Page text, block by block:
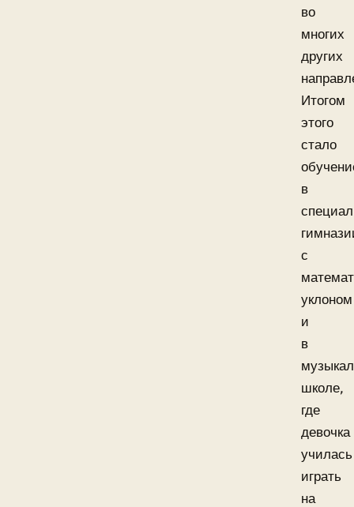
во
многих
других
Итогом
этого
стало
в
с
уклоном
и
в
школе,
где
девочка
училась
играть
на